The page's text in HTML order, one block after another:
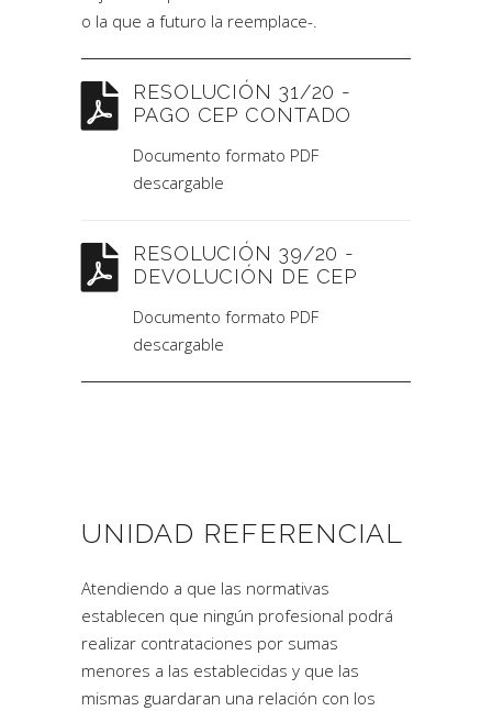
o la que a futuro la reemplace-.
RESOLUCIÓN 31/20 -
PAGO CEP CONTADO
Documento formato PDF
descargable
RESOLUCIÓN 39/20 -
DEVOLUCIÓN DE CEP
Documento formato PDF
descargable
UNIDAD REFERENCIAL
Atendiendo a que las normativas
establecen que ningún profesional podrá
realizar contrataciones por sumas
menores a las establecidas y que las
mismas guardaran una relación con los